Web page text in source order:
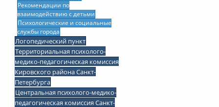
Рекомендации по
взаимодействию с детьми
Психологические и социальные
службы города
Логопедический пункт
Территориальная психолого-
медико-педагогическая комиссия
Кировского района Санкт-
Петербурга
Центральная психолого-медико-
педагогическая комиссия Санкт-